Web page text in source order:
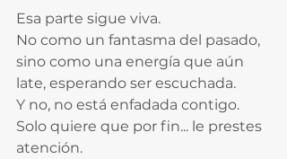
Esa parte sigue viva.
No como un fantasma del pasado,
sino como una energía que aún
late, esperando ser escuchada.
Y no, no está enfadada contigo.
Solo quiere que por fin... le prestes
atención.